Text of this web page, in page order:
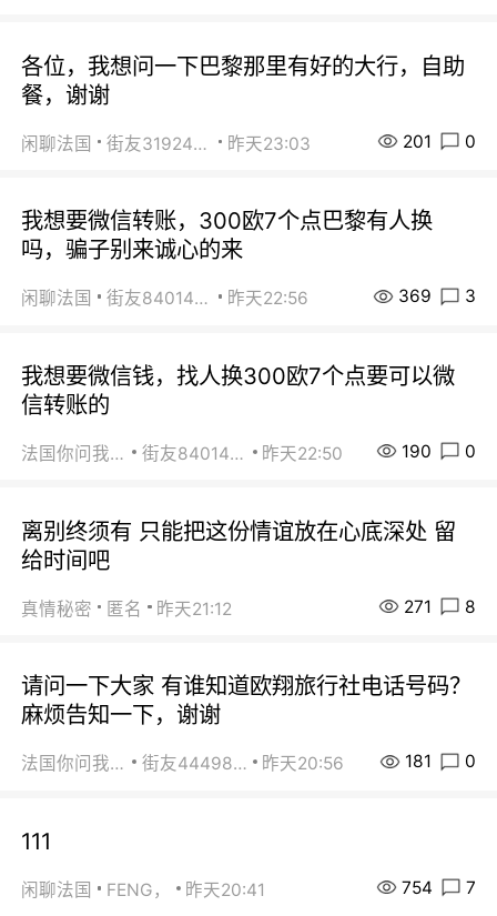
各位，我想问一下巴黎那里有好的大行，自助
餐，谢谢
闲聊法国 街友31924072 昨天23:03 201 0
我想要微信转账，300欧7个点巴黎有人换
吗，骗子别来诚心的来
闲聊法国 街友84014588 昨天22:56 369 3
我想要微信钱，找人换300欧7个点要可以微
信转账的
法国你问我答 街友84014588 昨天22:50 190 0
离别终须有 只能把这份情谊放在心底深处 留
给时间吧
真情秘密 匿名 昨天21:12 271 8
请问一下大家 有谁知道欧翔旅行社电话号码？
麻烦告知一下，谢谢
法国你问我答 街友44498484 昨天20:56 181 0
111
闲聊法国 FENG， 昨天20:41 754 7